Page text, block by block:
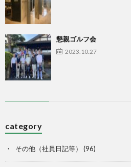
懇親ゴルフ会
2023.10.27
category
その他（社員日記等） (96)